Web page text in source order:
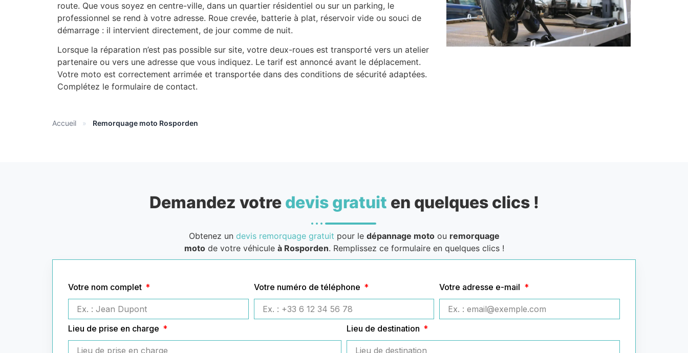
route. Que vous soyez en centre-ville, dans un quartier résidentiel ou sur un parking, le
professionnel se rend à votre adresse. Roue crevée, batterie à plat, réservoir vide ou souci de
démarrage : il intervient directement, de jour comme de nuit.
Lorsque la réparation n’est pas possible sur site, votre deux-roues est transporté vers un atelier
partenaire ou vers une adresse que vous indiquez. Le tarif est annoncé avant le déplacement.
Votre moto est correctement arrimée et transportée dans des conditions de sécurité adaptées.
Complétez le formulaire de contact.
Accueil » Remorquage moto Rosporden
Demandez votre devis gratuit en quelques clics !
Obtenez un devis remorquage gratuit pour le dépannage motoou remorquage
motode votre véhicule à Rosporden. Remplissez ce formulaire en quelques clics !
Votre nom complet Votre numéro de téléphone Votre adresse e-mail
Lieu de prise en charge Lieu de destination